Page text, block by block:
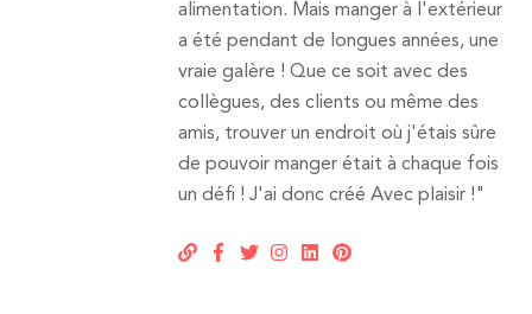
alimentation. Mais manger à l'extérieur
a été pendant de longues années, une
vraie galère ! Que ce soit avec des
collègues, des clients ou même des
amis, trouver un endroit où j'étais sûre
de pouvoir manger était à chaque fois
un défi ! J'ai donc créé Avec plaisir !"